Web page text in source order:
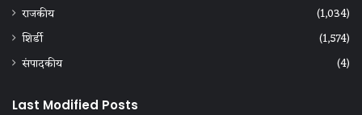
राजकीय
(1,034)
शिर्डी
(1,574)
संपादकीय
(4)
Last Modified Posts